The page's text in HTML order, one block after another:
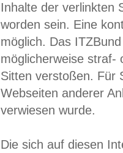
Inhalte der verlinkten
worden sein. Eine
möglich. Das
möglicherweise straf-
Sitten verstoßen. Für
Webseiten anderer
verwiesen wurde.
Die sich auf diesen